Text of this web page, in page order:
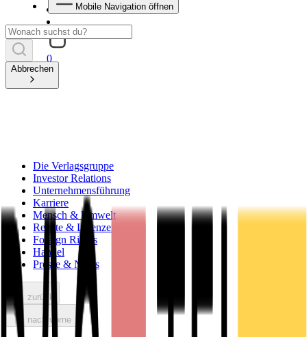
0
Mobile Navigation öffnen
Abbrechen
Die Verlagsgruppe
Investor Relations
Unternehmensführung
Karriere
Mensch & Umwelt
Rechte & Lizenzen
Foreign Rights
Handel
Presse & News
zurück
nach vorne